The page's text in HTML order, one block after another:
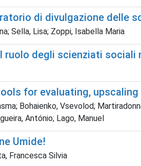
di divulgazione delle
Sella, Lisa; Zoppi, Isabella Maria
ruolo degli scienziati
for evaluating,
Bohaienko, Vsevolod;
António; Lago, Manuel
Umide!
Francesca Silvia